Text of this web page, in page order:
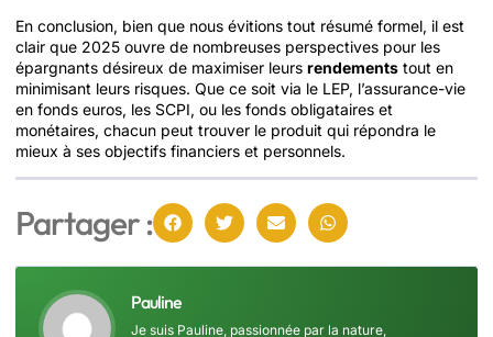
En conclusion, bien que nous évitions tout résumé formel, il est
clair que 2025 ouvre de nombreuses perspectives pour les
épargnants désireux de maximiser leurs rendements tout en
minimisant leurs risques. Que ce soit via le LEP, l’assurance-vie
en fonds euros, les SCPI, ou les fonds obligataires et
monétaires, chacun peut trouver le produit qui répondra le
mieux à ses objectifs financiers et personnels.
Partager :
Pauline
Je suis Pauline, passionnée par la nature,